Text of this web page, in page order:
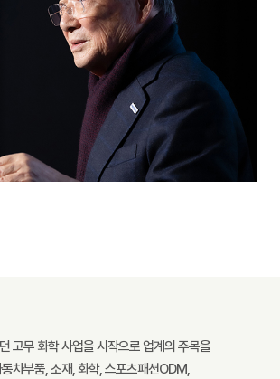
고무 화학 사업을 시작으로 업계의 주목을
차부품, 소재, 화학, 스포츠패션ODM,